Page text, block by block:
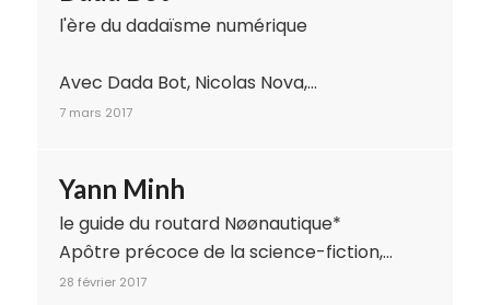
l'ère du dadaïsme numérique
Avec Dada Bot, Nicolas Nova,…
7 mars 2017
Yann Minh
le guide du routard Nøønautique*
Apôtre précoce de la science-fiction,…
28 février 2017